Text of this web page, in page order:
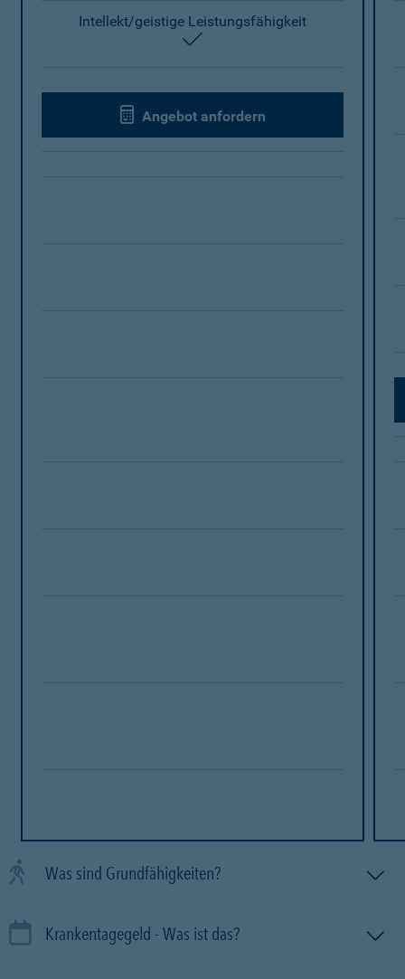
Intellekt/geistige Leistungsfähigkeit
Angebot anfordern
Was sind Grundfähigkeiten?
Krankentagegeld - Was ist das?